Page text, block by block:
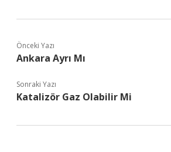
Önceki Yazı
Ankara Ayrı Mı
Sonraki Yazı
Katalizör Gaz Olabilir Mi